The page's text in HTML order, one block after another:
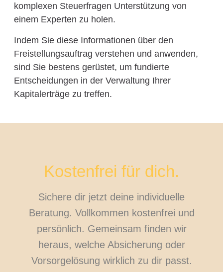
komplexen Steuerfragen Unterstützung von
einem Experten zu holen.
Indem Sie diese Informationen über den
Freistellungsauftrag verstehen und anwenden,
sind Sie bestens gerüstet, um fundierte
Entscheidungen in der Verwaltung Ihrer
Kapitalerträge zu treffen.
Kostenfrei für dich.
Sichere dir jetzt deine individuelle
Beratung. Vollkommen kostenfrei und
persönlich. Gemeinsam finden wir
heraus, welche Absicherung oder
Vorsorgelösung wirklich zu dir passt.